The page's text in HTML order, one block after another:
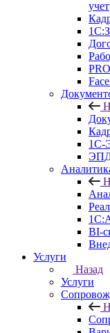
учет
1С-
ЭПД
BI-
Услуги
Назад
Услуги